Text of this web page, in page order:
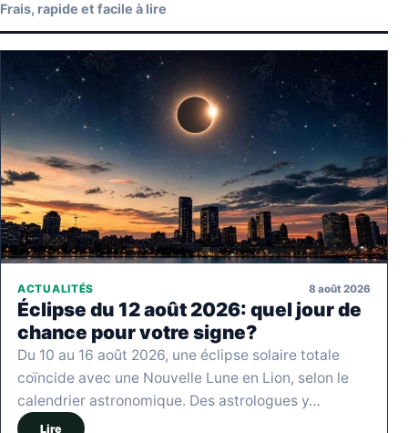
Frais, rapide et facile à lire
ACTUALITÉS 8 août 2026
Éclipse du 12 août 2026: quel jour de
chance pour votre signe?
Du 10 au 16 août 2026, une éclipse solaire totale
coïncide avec une Nouvelle Lune en Lion, selon le
calendrier astronomique. Des astrologues y…
Lire